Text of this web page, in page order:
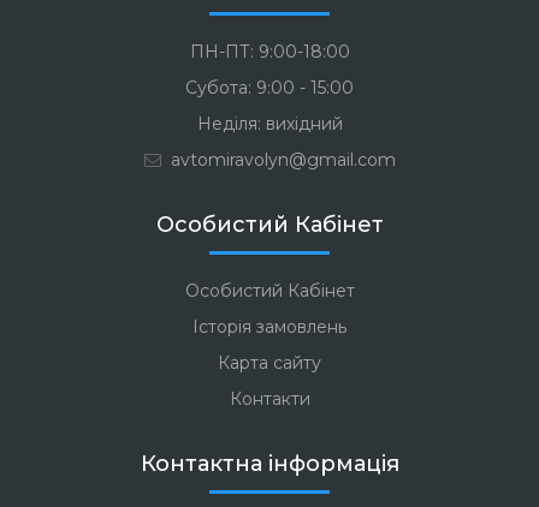
ПН-ПТ: 9:00-18:00
Субота: 9:00 - 15:00
Неділя: вихідний
avtomiravolyn@gmail.com
Особистий Кабінет
Особистий Кабінет
Історія замовлень
Карта сайту
Контакти
Контактна інформація